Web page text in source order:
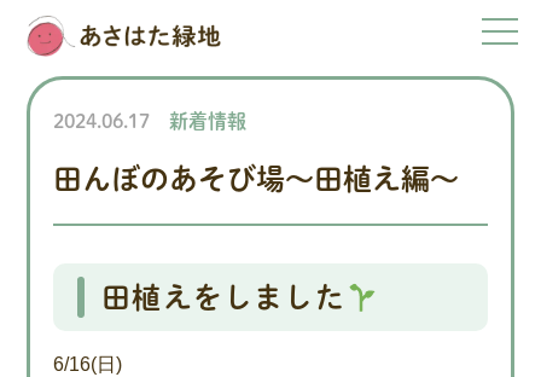
2024.06.17 新着情報
田んぼのあそび場～田植え編～
田植えをしました
6/16(日)